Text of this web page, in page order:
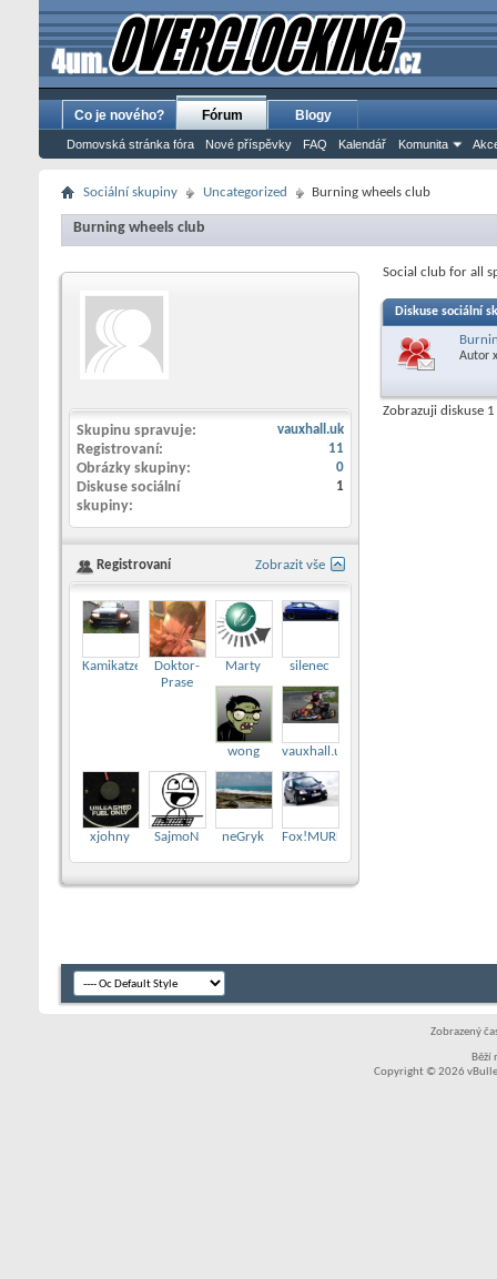
Co je nového? Fórum
Domovská stránka fóra Nové příspěvky FAQ Kalendář Komunita
Blogy
Sociální skupiny Uncategorized Burning wheels club
Burning wheels club
Social club for all
Diskuse sociální
Autor
Zobrazuji diskuse 1
Skupinu spravuje vauxhall.uk
Registrovaní 11
Obrázky skupiny 0
Diskuse sociální
skupiny
1
Zobrazit vše
Registrovaní
Kamikatze007Doktor-
Prase
Marty silenec
wong vauxhall.uk
xjohny SajmoN neGryk Fox!MURDER
Zobrazený
Běží
Copyright © 2026